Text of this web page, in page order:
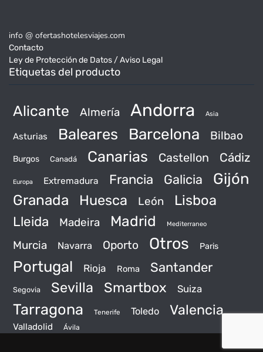
info @ ofertashotelesviajes.com
Contacto
Ley de Protección de Datos / Aviso Legal
Etiquetas del producto
Alicante Almería Andorra Asia
Asturias Baleares Barcelona Bilbao
Burgos Canadá Canarias Castellon Cádiz
Europa Extremadura Francia Galicia Gijón
Granada Huesca León Lisboa
Lleida Madeira Madrid Mediterraneo
Murcia Navarra Oporto Otros Paris
Portugal Rioja Roma Santander
Segovia Sevilla Smartbox Suiza
Tarragona Tenerife Toledo Valencia
Valladolid Ávila